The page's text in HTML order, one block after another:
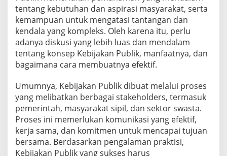
t
y
a
n
g
L
e
b
h
B
a
i
k
tentang kebutuhan dan aspirasi masyarakat, serta
kemampuan untuk mengatasi tantangan dan
kendala yang kompleks. Oleh karena itu, perlu
adanya diskusi yang lebih luas dan mendalam
tentang konsep Kebijakan Publik, manfaatnya, dan
bagaimana cara membuatnya efektif.
Umumnya, Kebijakan Publik dibuat melalui proses
yang melibatkan berbagai stakeholders, termasuk
pemerintah, masyarakat sipil, dan sektor swasta.
Proses ini memerlukan komunikasi yang efektif,
kerja sama, dan komitmen untuk mencapai tujuan
bersama. Berdasarkan pengalaman praktisi,
Kebijakan Publik yang sukses harus